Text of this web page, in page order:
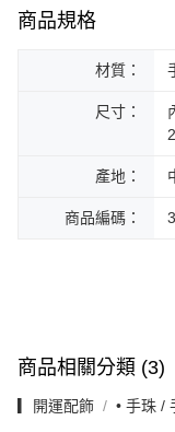
商品規格
材質：
尺寸：
產地：
商品編碼：
商品相關分類 (3)
▎開運配飾 • 手珠 /